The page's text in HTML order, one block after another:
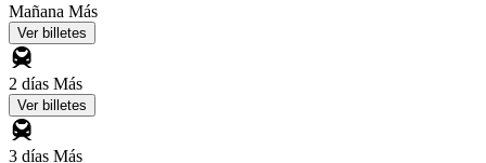
Mañana Más
Ver billetes
2 días Más
Ver billetes
3 días Más